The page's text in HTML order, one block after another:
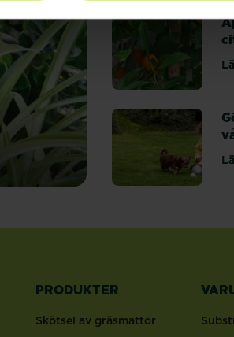
PRODUKTER
Skötsel av gräsmattor